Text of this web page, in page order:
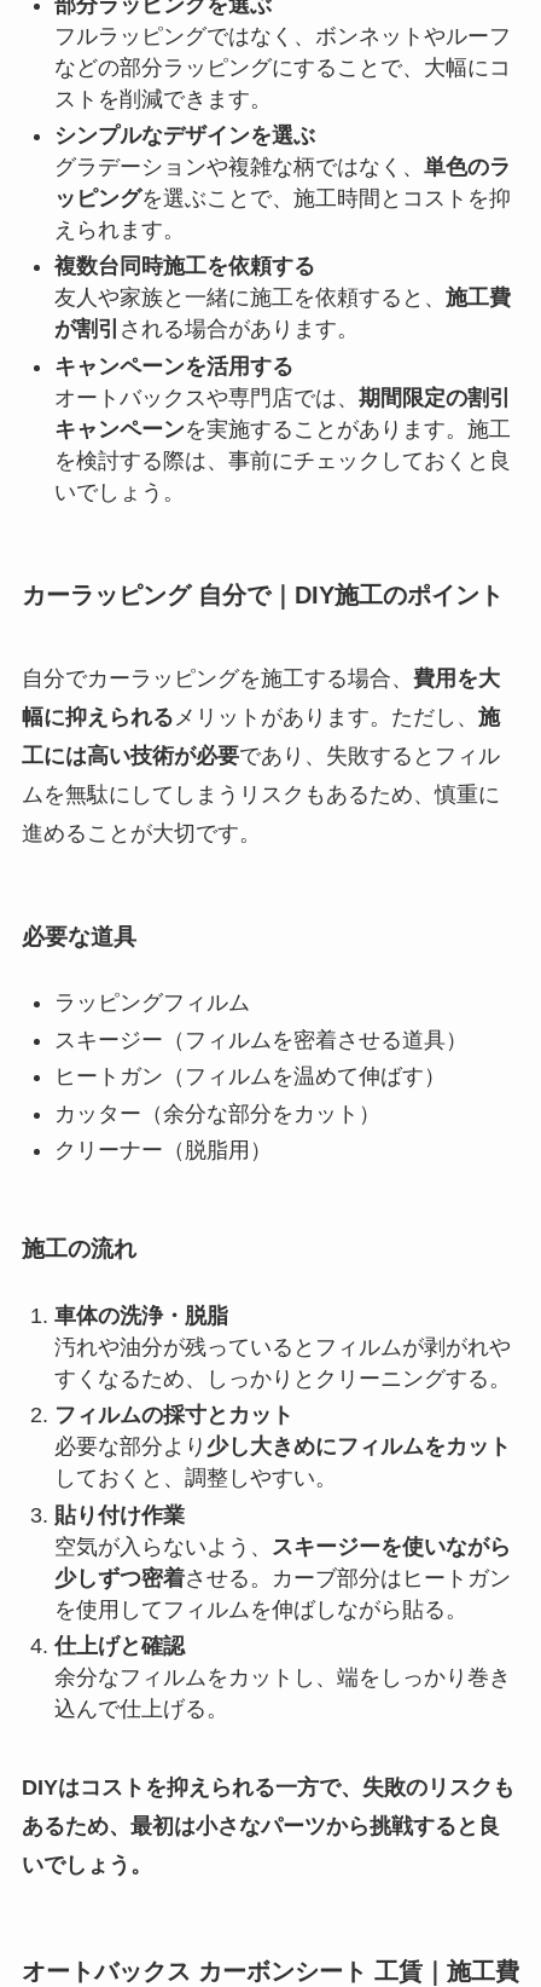
フルラッピングではなく、ボンネットやルーフ
などの部分ラッピングにすることで、大幅にコ
ストを削減できます。
シンプルなデザインを選ぶ
グラデーションや複雑な柄ではなく、 単色のラ
ッピングを選ぶことで、施工時間とコストを抑
えられます。
複数台同時施工を依頼する
友人や家族と一緒に施工を依頼すると、 施工費
が割引 される場合があります。
キャンペーンを活用する
オートバックスや専門店では、 期間限定の割引
キャンペーンを実施することがあります。施工
を検討する際は、事前にチェックしておくと良
いでしょう。
カーラッピング 自分で｜DIY施工のポイント
自分でカーラッピングを施工する場合、 費用を大
幅に抑えられるメリットがあります。ただし、 施
工には高い技術が必要であり、失敗するとフィル
ムを無駄にしてしまうリスクもあるため、慎重に
進めることが大切です。
必要な道具
ラッピングフィルム
スキージー（フィルムを密着させる道具）
ヒートガン（フィルムを温めて伸ばす）
カッター（余分な部分をカット）
クリーナー（脱脂用）
施工の流れ
車体の洗浄・脱脂
汚れや油分が残っているとフィルムが剥がれや
すくなるため、しっかりとクリーニングする。
フィルムの採寸とカット
必要な部分より 少し大きめにフィルムをカット
しておくと、調整しやすい。
貼り付け作業
空気が入らないよう、
スキージーを使いながら
少しずつ密着させる。カーブ部分はヒートガン
を使用してフィルムを伸ばしながら貼る。
仕上げと確認
余分なフィルムをカットし、端をしっかり巻き
込んで仕上げる。
DIYはコストを抑えられる一方で、失敗のリスクも
あるため、最初は小さなパーツから挑戦すると良
いでしょう。
オートバックス カーボンシート 工賃｜施工費